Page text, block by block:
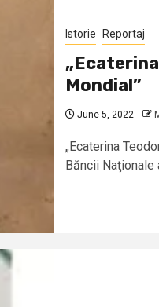
Istorie Reportaj
Mondial”
June 5, 2022
„Ecaterina
Băncii Naţionale